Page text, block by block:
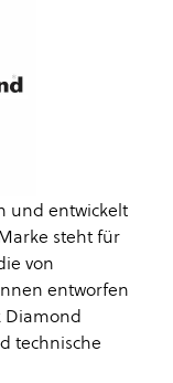
und entwickelt
steht für
von
entworfen
Diamond
technische